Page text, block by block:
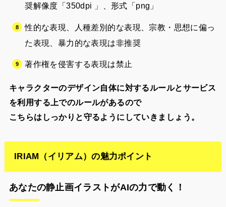
奨解像度「350dpi 」、形式「png」
性的な表現、人種差別的な表現、宗教・思想に偏っ
た表現、暴力的な表現は非推奨
著作権を侵害する表現は禁止
キャラクターのデザイン自体に対するルールとサービス
を利用する上でのルールがあるので
こちらはしっかりと守るようにしていきましょう。
IRIAM（イリアム）の魅力ポイント
あなたの静止画イラストがAIの力で動く！